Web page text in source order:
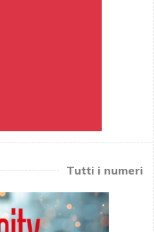
Tutti i numeri